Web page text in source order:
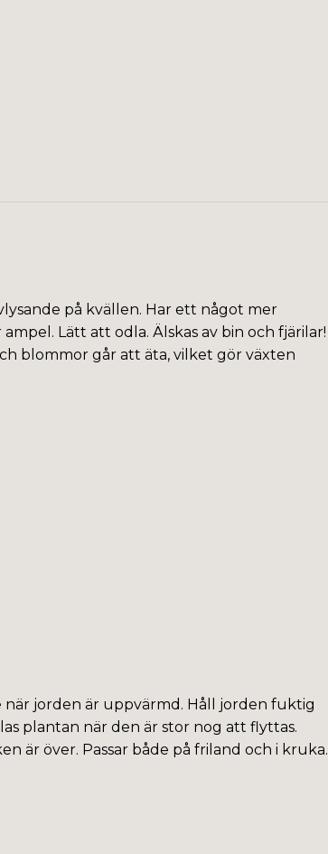
på kvällen. Har ett något mer
Lätt att odla. Älskas av bin och fjärilar!
blommor går att äta, vilket gör växten
när jorden är uppvärmd. Håll jorden fuktig
plantan när den är stor nog att flyttas.
är över. Passar både på friland och i kruka.